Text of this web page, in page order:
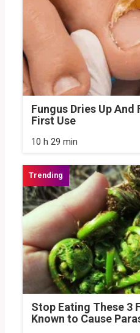
Fungus Dries Up
First Use
10 h 29 min
Stop Eating These 3
Known to Cause